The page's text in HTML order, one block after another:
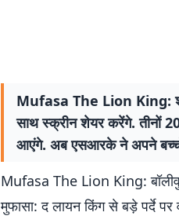
Mufasa The Lion King:
साथ स्क्रीन शेयर करेंगे. तीनों
आएंगे. अब एसआरके ने अपने
Mufasa The Lion King:
मुफासा: द लायन किंग से बड़े पर्दे